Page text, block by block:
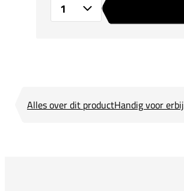
Alles over dit productHandig voor erbij